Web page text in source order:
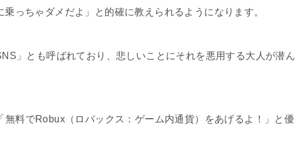
っちゃダメだよ」と的確に教えられるようになります。
」とも呼ばれており、悲しいことにそれを悪用する大人が潜ん
無料でRobux（ロバックス：ゲーム内通貨）をあげるよ！」と優